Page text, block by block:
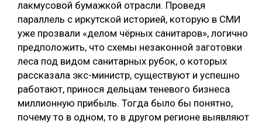
лакмусовой бумажкой отрасли. Проведя
параллель с иркутской историей, которую в СМИ
уже прозвали «делом чёрных санитаров», логично
предположить, что схемы незаконной заготовки
леса под видом санитарных рубок, о которых
рассказала экс-министр, существуют и успешно
работают, принося дельцам теневого бизнеса
миллионную прибыль. Тогда было бы понятно,
почему то в одном, то в другом регионе выявляют